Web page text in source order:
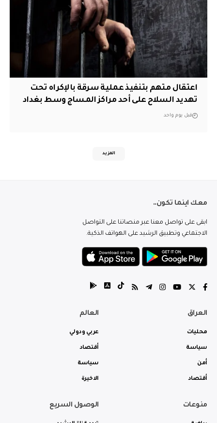
اعتقال متهم بتنفيذ عملية سرقة بالإكراه تحت
تهديد السلاح على أحد مراكز المساج وسط بغداد
قبل يوم واحد
المزيد
معك اينما تكون..
ابقى على تواصل معنا عبر منصاتنا على التواصل
الاجتماعي وتطبيق الرشيد على الهواتف الذكية.
العراق
محليات
سياسة
أمن
أقتصاد
العالم
عربي ودولي
أقتصاد
سياسة
الاخيرة
منوعات الوصول السريع